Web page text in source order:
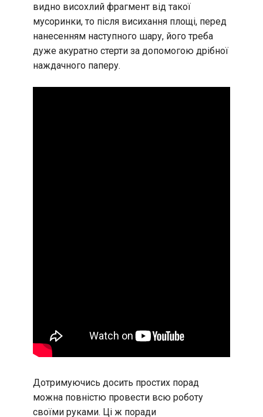
видно висохлий фрагмент від такої
мусоринки, то після висихання площі, перед
нанесенням наступного шару, його треба
дуже акуратно стерти за допомогою дрібної
наждачного паперу.
Дотримуючись досить простих порад
можна повністю провести всю роботу
своїми руками. Ці ж поради